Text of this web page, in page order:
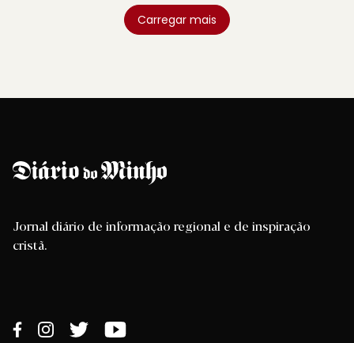
Carregar mais
Jornal diário de informação regional e de inspiração
cristã.